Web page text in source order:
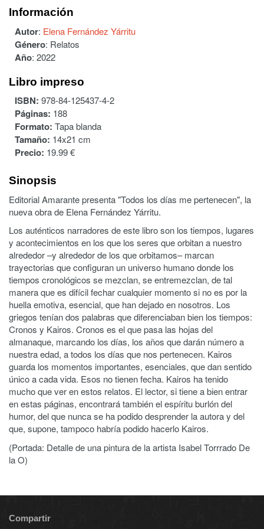
Información
Autor: Elena Fernández Yárritu
Género: Relatos
Año: 2022
Libro impreso
ISBN: 978-84-125437-4-2
Páginas: 188
Formato: Tapa blanda
Tamaño: 14x21 cm
Precio: 19.99 €
Sinopsis
Editorial Amarante presenta "Todos los días me pertenecen", la
nueva obra de Elena Fernández Yárritu.
Los auténticos narradores de este libro son los tiempos, lugares
y acontecimientos en los que los seres que orbitan a nuestro
alrededor –y alrededor de los que orbitamos– marcan
trayectorias que configuran un universo humano donde los
tiempos cronológicos se mezclan, se entremezclan, de tal
manera que es difícil fechar cualquier momento si no es por la
huella emotiva, esencial, que han dejado en nosotros. Los
griegos tenían dos palabras que diferenciaban bien los tiempos:
Cronos y Kairos. Cronos es el que pasa las hojas del
almanaque, marcando los días, los años que darán número a
nuestra edad, a todos los días que nos pertenecen. Kairos
guarda los momentos importantes, esenciales, que dan sentido
único a cada vida. Esos no tienen fecha. Kairos ha tenido
mucho que ver en estos relatos. El lector, si tiene a bien entrar
en estas páginas, encontrará también el espíritu burlón del
humor, del que nunca se ha podido desprender la autora y del
que, supone, tampoco habría podido hacerlo Kairos.
(Portada: Detalle de una pintura de la artista Isabel Torrrado De
la O)
Compartir